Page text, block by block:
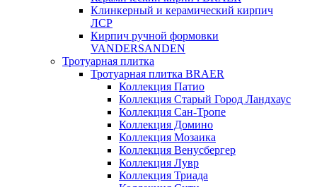
Клинкерный и керамический кирпич
ЛСР
Кирпич ручной формовки
VANDERSANDEN
Тротуарная плитка
Тротуарная плитка BRAER
Коллекция Патио
Коллекция Старый Город Ландхаус
Коллекция Сан-Тропе
Коллекция Домино
Коллекция Мозаика
Коллекция Венусбергер
Коллекция Лувр
Коллекция Триада